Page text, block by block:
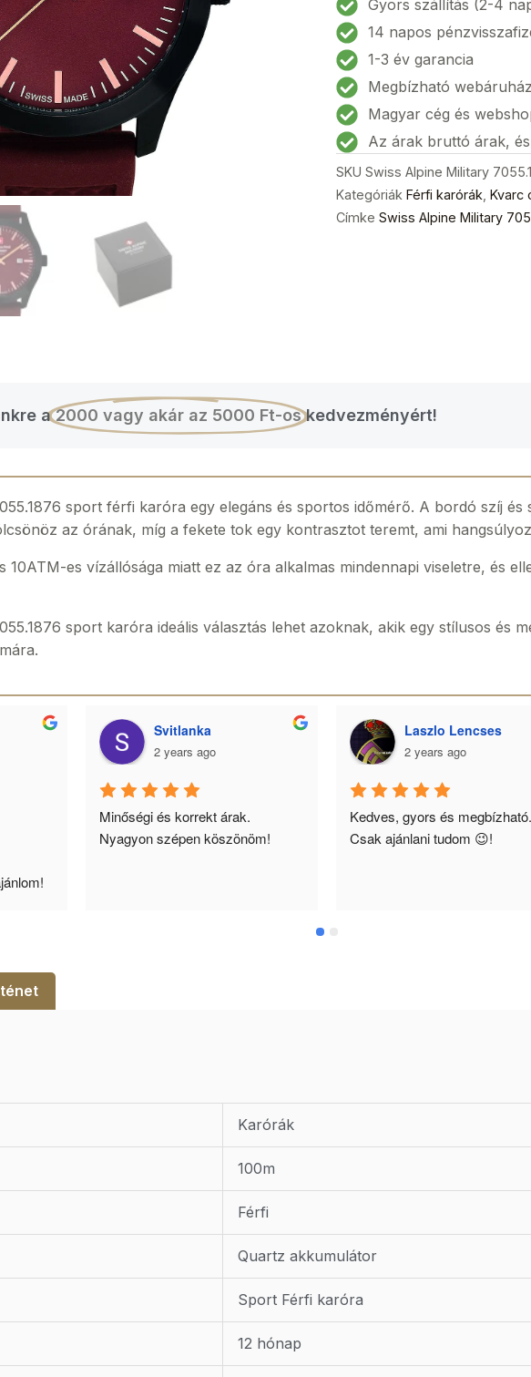
Sport
Férfi
karóra
43mm
10ATM
mennyiség
Gyors szállítás (2-4
14 napos
1-3 év garancia
Megbízható webáruház
Magyar cég és
Az árak bruttó árak,
SKU Swiss Alpine Military
Kategóriák Férfi karórák Kvarc
Címke Swiss Alpine Military
a2000 vagy akár az 5000 Ft-os kedvezményért!
sport férfi karóra egy elegáns és sportos időmérő. A bordó szíj és
az órának, míg a fekete tok egy kontrasztot teremt, ami
10ATM-es vízállósága miatt ez az óra alkalmas mindennapi viseletre, és
sport karóra ideális választás lehet azoknak, akik egy stílusos és
Svitlanka
2 years ago
Minőségi és korrekt árak.
Nyagyon szépen köszönöm!
Laszlo Lencses
2 years ago
Kedves, gyors és megbízható.
Csak ajánlani tudom 😉!
Karórák
100m
Férfi
Quartz akkumulátor
Sport Férfi karóra
12 hónap